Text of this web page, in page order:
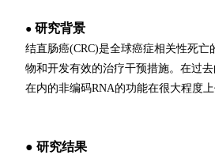
● 研究背景
结直肠癌(CRC)是全球癌症相关性死
物和开发有效的治疗干预措施。在过
在内的非编码RNA的功能在很大程度上
● 研究结果